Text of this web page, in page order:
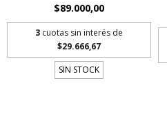
$89.000,00
3 cuotas sin interés de
$29.666,67
SIN STOCK